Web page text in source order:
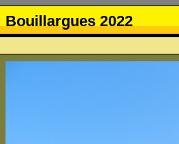
Bouillargues 2022